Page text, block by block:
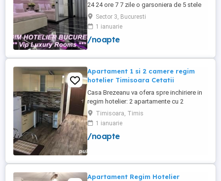
24 24 ore 7 7 zile o garsoniera de 5 stele
Luxoase cu un desing unic si deosebit in
Sector 3 Bucuresti . Garsoniera se alfa in
Complex Rezidential Nou . Acces Bariera
Monitorizare Video in Complex ( de la
PRIVAT in complex ...
Sector 3, Bucuresti
1 ianuarie
/noapte
Apartament 1 si 2 camere regim
hotelier Timisoara Cetatii
Casa Brezeanu va ofera spre inchiriere in
regim hotelier: 2 apartamente cu 2
dormitoare, baie si bucatarie proprie. (4
locuri cazare in fiecare apartament) 1
apartament cu 1 dormitor, baie si
bucatarie proprie. (3 locuri cazare) Fiecare
Timisoara, Timis
1 ianuarie
/noapte
Apartament Regim Hotelier